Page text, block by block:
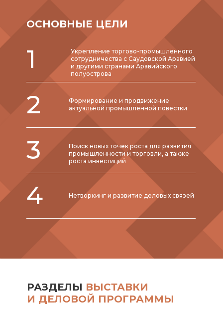
3
Поиск новых точек роста для развития
промышленности и торговли, а также
роста инвестиций
4 Нетворкинг и развитие деловых связей
1
Укрепление торгово-промышленного
сотрудничества с Саудовской Аравией
и другими странами Аравийского
полуострова
2
Формирование и продвижение
актуальной промышленной повестки
ОСНОВНЫЕ ЦЕЛИ
РАЗДЕЛЫ ВЫСТАВКИ
И ДЕЛОВОЙ ПРОГРАММЫ